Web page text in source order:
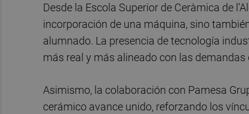
Desde la Escola Superior de Ceràmica de
incorporación de una máquina, sino
alumnado. La presencia de tecnología
más real y más alineado con las
Asimismo, la colaboración con Pamesa
cerámico avance unido, reforzando los